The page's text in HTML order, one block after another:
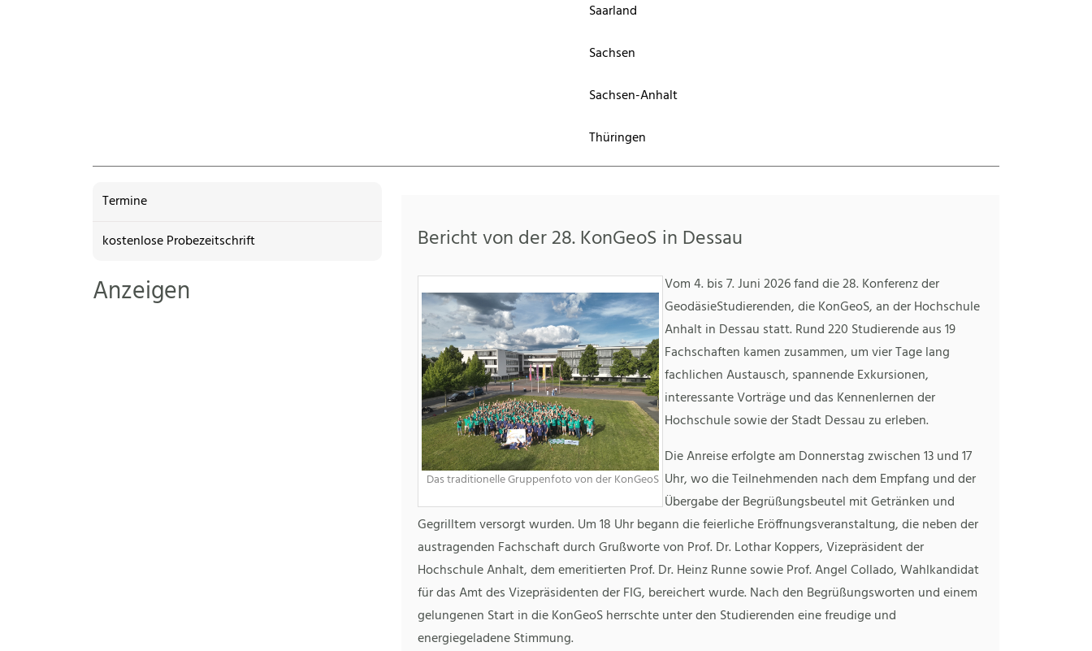
Saarland
Sachsen
Sachsen-Anhalt
Thüringen
Termine
kostenlose Probezeitschrift
Anzeigen
Bericht von der 28. KonGeoS in Dessau
Das traditionelle Gruppenfoto von der KonGeoS
Vom 4. bis 7. Juni 2026 fand die 28. Konferenz der
GeodäsieStudierenden, die KonGeoS, an der Hochschule
Anhalt in Dessau statt. Rund 220 Studierende aus 19
Fachschaften kamen zusammen, um vier Tage lang
fachlichen Austausch, spannende Exkursionen,
interessante Vorträge und das Kennenlernen der
Hochschule sowie der Stadt Dessau zu erleben.
Die Anreise erfolgte am Donnerstag zwischen 13 und 17
Uhr, wo die Teilnehmenden nach dem Empfang und der
Übergabe der Begrüßungsbeutel mit Getränken und
Gegrilltem versorgt wurden. Um 18 Uhr begann die feierliche Eröffnungsveranstaltung, die neben der
austragenden Fachschaft durch Grußworte von Prof. Dr. Lothar Koppers, Vizepräsident der
Hochschule Anhalt, dem emeritierten Prof. Dr. Heinz Runne sowie Prof. Angel Collado, Wahlkandidat
für das Amt des Vizepräsidenten der FIG, bereichert wurde. Nach den Begrüßungsworten und einem
gelungenen Start in die KonGeoS herrschte unter den Studierenden eine freudige und
energiegeladene Stimmung.